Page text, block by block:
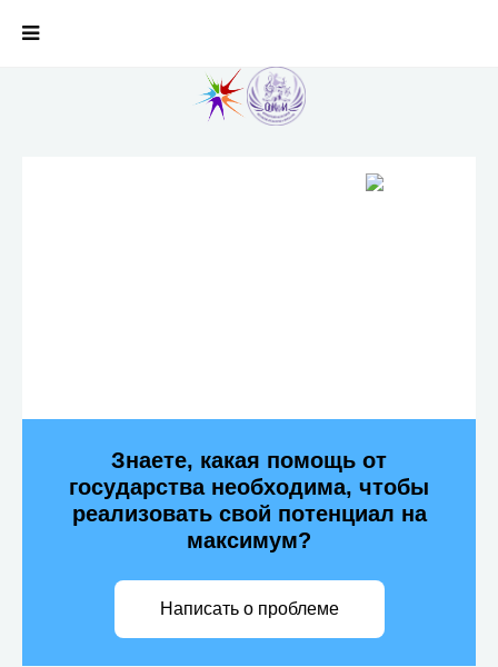
Знаете, какая помощь от
государства необходима, чтобы
реализовать свой потенциал на
максимум?
Написать о проблеме